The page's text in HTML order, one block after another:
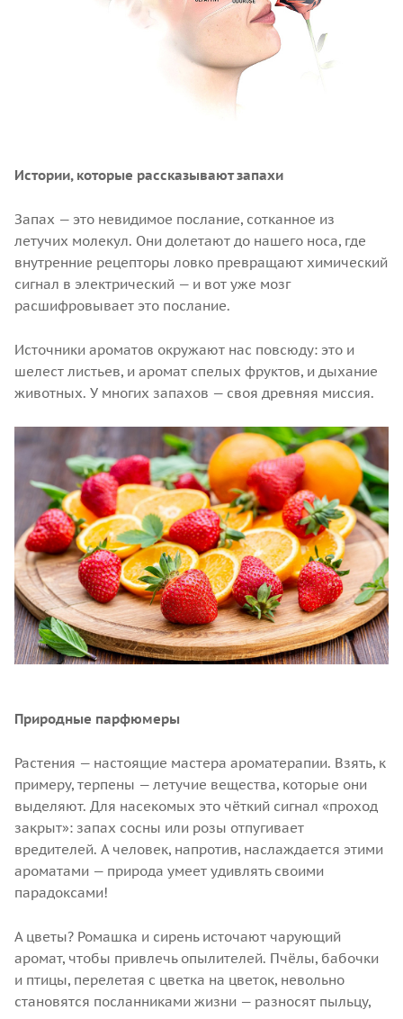
Истории, которые рассказывают запахи
Запах — это невидимое послание, сотканное из
летучих молекул. Они долетают до нашего носа, где
внутренние рецепторы ловко превращают химический
сигнал в электрический — и вот уже мозг
расшифровывает это послание.
Источники ароматов окружают нас повсюду: это и
шелест листьев, и аромат спелых фруктов, и дыхание
животных. У многих запахов — своя древняя миссия.
Природные парфюмеры
Растения — настоящие мастера ароматерапии. Взять, к
примеру, терпены — летучие вещества, которые они
выделяют. Для насекомых это чёткий сигнал «проход
закрыт»: запах сосны или розы отпугивает
вредителей. А человек, напротив, наслаждается этими
ароматами — природа умеет удивлять своими
парадоксами!
А цветы? Ромашка и сирень источают чарующий
аромат, чтобы привлечь опылителей. Пчёлы, бабочки
и птицы, перелетая с цветка на цветок, невольно
становятся посланниками жизни — разносят пыльцу,